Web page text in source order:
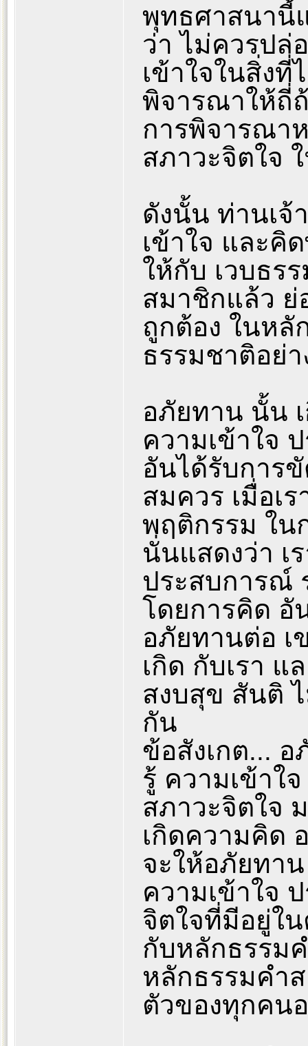
พุทธศาสนานี้
ว่า ไม่ควรปล่
เข้าใจในสิ่ง
พิจารณาให้ถี่
การพิจารณา
สภาวะจิตใจ
ดังนั้น ท่านเจ้
เข้าใจ และคิ
ให้กับ เวบธร
สมาชิกแล้ว ย่
ถูกต้อง ในหลั
ธรรมชาติอย่า
อภัยทาน นั้น
ความเข้าใจ
อันได้รับการ
สมควร เมื่อเ
พฤติกรรม ใน
นั่นแสดงว่า เ
ประสบการณ์
โดยการคิด อั
อภัยทานต่อ เ
เกิด กับเรา แ
สงบสุข สันติ
กัน
ข้อสังเกต... อ
รู้ ความเข้าใ
สภาวะจิตใจ
เกิดความคิด
จะให้อภัยทา
ความเข้าใจ
จิตใจที่มีอยู่ใ
กับหลักธรรม
หลักธรรมคำ
ตัวของทุกคน